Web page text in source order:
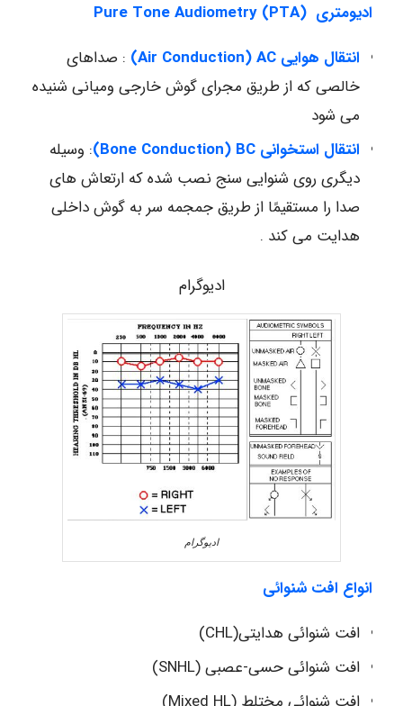
ادیومتری (Pure Tone Audiometry (PTA
انتقال هوایی Air Conduction) AC)
: صداهای
خالصی که از طریق مجرای گوش خارجی ومیانی شنیده
می شود
انتقال استخوانی Bone Conduction) BC)
: وسیله
دیگری روی شنوایی سنج نصب شده که ارتعاش های
صدا را مستقیمًا از طریق جمجمه سر به گوش داخلی
هدایت می کند .
ادیوگرام
ادیوگرام
انواع افت شنوائی
افت شنوائی هدایتی(CHL)
افت شنوائی حسی-عصبی (SNHL)